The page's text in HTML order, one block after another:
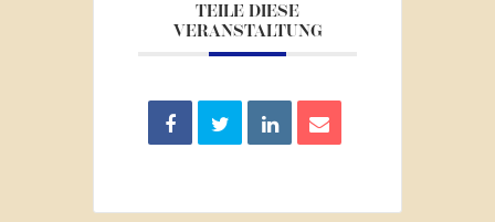
TEILE DIESE
VERANSTALTUNG